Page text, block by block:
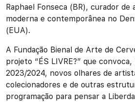
Raphael Fonseca (BR), curador
moderna e contemporânea no
(EUA).
A Fundação Bienal de Arte de
projeto “ÉS LIVRE?” que convoca,
2023/2024, novos olhares de
colecionadores e de outras
programação para pensar a